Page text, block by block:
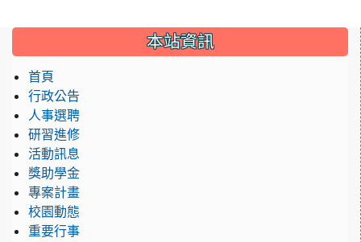
::: 本站資訊
首頁
行政公告
人事選聘
研習進修
活動訊息
獎助學金
專案計畫
校園動態
重要行事